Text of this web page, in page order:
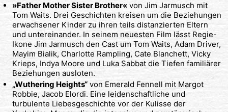
»Father Mother Sister Brother«von Jim Jarmusch mit
Tom Waits. Drei Geschichten kreisen um die Beziehungen
erwachsener Kinder zu ihren teils distanzierten Eltern
und untereinander. In seinem neuesten Film lässt Regie-
Ikone Jim Jarmusch den Cast um Tom Waits, Adam Driver,
Mayim Bialik, Charlotte Rampling, Cate Blanchett, Vicky
Krieps, Indya Moore und Luka Sabbat die Tiefen familiärer
Beziehungen ausloten.
„Wuthering Heights“von Emerald Fennell mit Margot
Robbie, Jacob Elordi. Eine leidenschaftliche und
turbulente Liebesgeschichte vor der Kulisse der